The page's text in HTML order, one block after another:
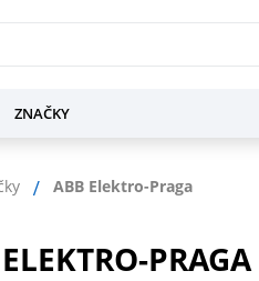
ZNAČKY
ABB Elektro-Praga
PRAGA